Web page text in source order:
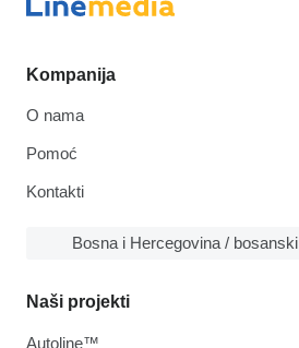
Kompanija
O nama
Pomoć
Kontakti
Bosna i Hercegovina / bosanski
Naši projekti
Autoline™